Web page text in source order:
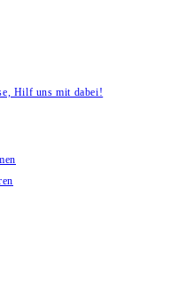
Hilf uns mit dabei!